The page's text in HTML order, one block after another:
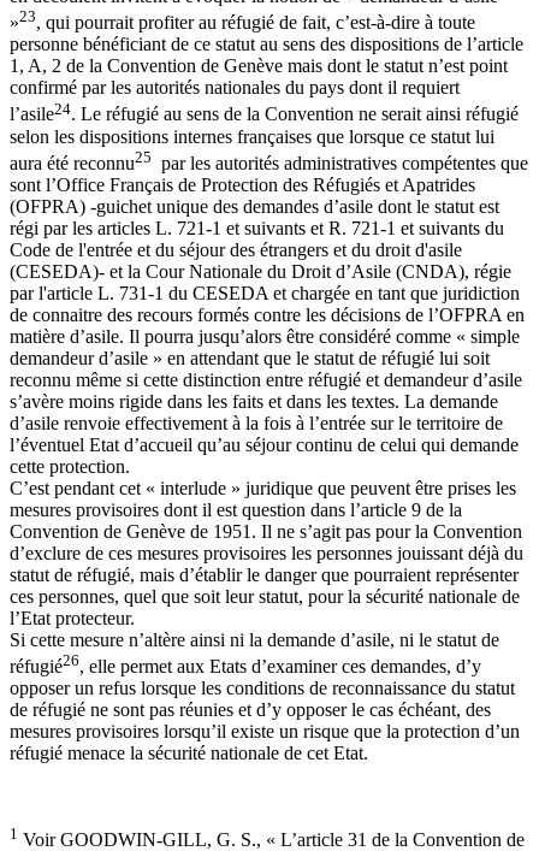
»23, qui pourrait profiter au réfugié de fait, c’est-à-dire à toute
personne bénéficiant de ce statut au sens des dispositions de l’article
1, A, 2 de la Convention de Genève mais dont le statut n’est point
confirmé par les autorités nationales du pays dont il requiert
l’asile24. Le réfugié au sens de la Convention ne serait ainsi réfugié
selon les dispositions internes françaises que lorsque ce statut lui
aura été reconnu25 par les autorités administratives compétentes que
sont l’Office Français de Protection des Réfugiés et Apatrides
(OFPRA) -guichet unique des demandes d’asile dont le statut est
régi par les articles L. 721-1 et suivants et R. 721-1 et suivants du
Code de l'entrée et du séjour des étrangers et du droit d'asile
(CESEDA)- et la Cour Nationale du Droit d’Asile (CNDA), régie
par l'article L. 731-1 du CESEDA et chargée en tant que juridiction
de connaitre des recours formés contre les décisions de l’OFPRA en
matière d’asile. Il pourra jusqu’alors être considéré comme « simple
demandeur d’asile » en attendant que le statut de réfugié lui soit
reconnu même si cette distinction entre réfugié et demandeur d’asile
s’avère moins rigide dans les faits et dans les textes. La demande
d’asile renvoie effectivement à la fois à l’entrée sur le territoire de
l’éventuel Etat d’accueil qu’au séjour continu de celui qui demande
cette protection.
C’est pendant cet « interlude » juridique que peuvent être prises les
mesures provisoires dont il est question dans l’article 9 de la
Convention de Genève de 1951. Il ne s’agit pas pour la Convention
d’exclure de ces mesures provisoires les personnes jouissant déjà du
statut de réfugié, mais d’établir le danger que pourraient représenter
ces personnes, quel que soit leur statut, pour la sécurité nationale de
l’Etat protecteur.
Si cette mesure n’altère ainsi ni la demande d’asile, ni le statut de
réfugié26, elle permet aux Etats d’examiner ces demandes, d’y
opposer un refus lorsque les conditions de reconnaissance du statut
de réfugié ne sont pas réunies et d’y opposer le cas échéant, des
mesures provisoires lorsqu’il existe un risque que la protection d’un
réfugié menace la sécurité nationale de cet Etat.
1 Voir GOODWIN-GILL, G. S., « L’article 31 de la Convention de